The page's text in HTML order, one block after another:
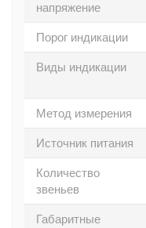
напряжение
Порог индикации
Виды индикации
Метод измерения
Источник питания
Количество
звеньев
Габаритные